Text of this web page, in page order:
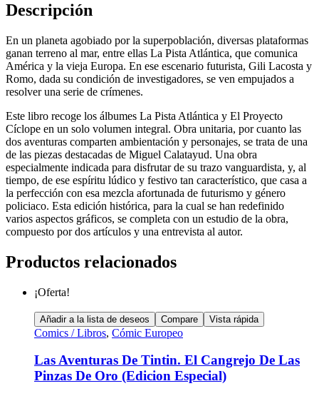
Descripción
En un planeta agobiado por la superpoblación, diversas plataformas
ganan terreno al mar, entre ellas La Pista Atlántica, que comunica
América y la vieja Europa. En ese escenario futurista, Gili Lacosta y
Romo, dada su condición de investigadores, se ven empujados a
resolver una serie de crímenes.
Este libro recoge los álbumes La Pista Atlántica y El Proyecto
Cíclope en un solo volumen integral. Obra unitaria, por cuanto las
dos aventuras comparten ambientación y personajes, se trata de una
de las piezas destacadas de Miguel Calatayud. Una obra
especialmente indicada para disfrutar de su trazo vanguardista, y, al
tiempo, de ese espíritu lúdico y festivo tan característico, que casa a
la perfección con esa mezcla afortunada de futurismo y género
policiaco. Esta edición histórica, para la cual se han redefinido
varios aspectos gráficos, se completa con un estudio de la obra,
compuesto por dos artículos y una entrevista al autor.
Productos relacionados
¡Oferta!
Añadir a la lista de deseos Compare Vista rápida
Comics / Libros, Cómic Europeo
Las Aventuras De Tintin. El Cangrejo De Las
Pinzas De Oro (Edicion Especial)